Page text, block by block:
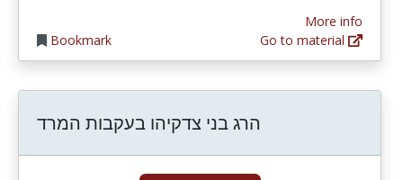
Bookmark
More info
Go to material
הרג בני צדקיהו בעקבות המרד